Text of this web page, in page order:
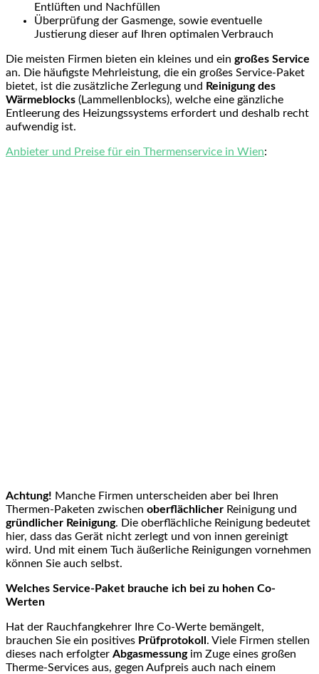
Entlüften und Nachfüllen
Überprüfung der Gasmenge, sowie eventuelle
Justierung dieser auf Ihren optimalen Verbrauch
Die meisten Firmen bieten ein kleines und ein großes Service
an. Die häufigste Mehrleistung, die ein großes Service-Paket
bietet, ist die zusätzliche Zerlegung und Reinigung des
Wärmeblocks (Lammellenblocks), welche eine gänzliche
Entleerung des Heizungssystems erfordert und deshalb recht
aufwendig ist.
Anbieter und Preise für ein Thermenservice in Wien:
Achtung! Manche Firmen unterscheiden aber bei Ihren
Thermen-Paketen zwischen oberflächlicher Reinigung und
gründlicher Reinigung. Die oberflächliche Reinigung bedeutet
hier, dass das Gerät nicht zerlegt und von innen gereinigt
wird. Und mit einem Tuch äußerliche Reinigungen vornehmen
können Sie auch selbst.
Welches Service-Paket brauche ich bei zu hohen Co-
Werten
Hat der Rauchfangkehrer Ihre Co-Werte bemängelt,
brauchen Sie ein positives Prüfprotokoll . Viele Firmen stellen
dieses nach erfolgter Abgasmessungim Zuge eines großen
Therme-Services aus, gegen Aufpreis auch nach einem